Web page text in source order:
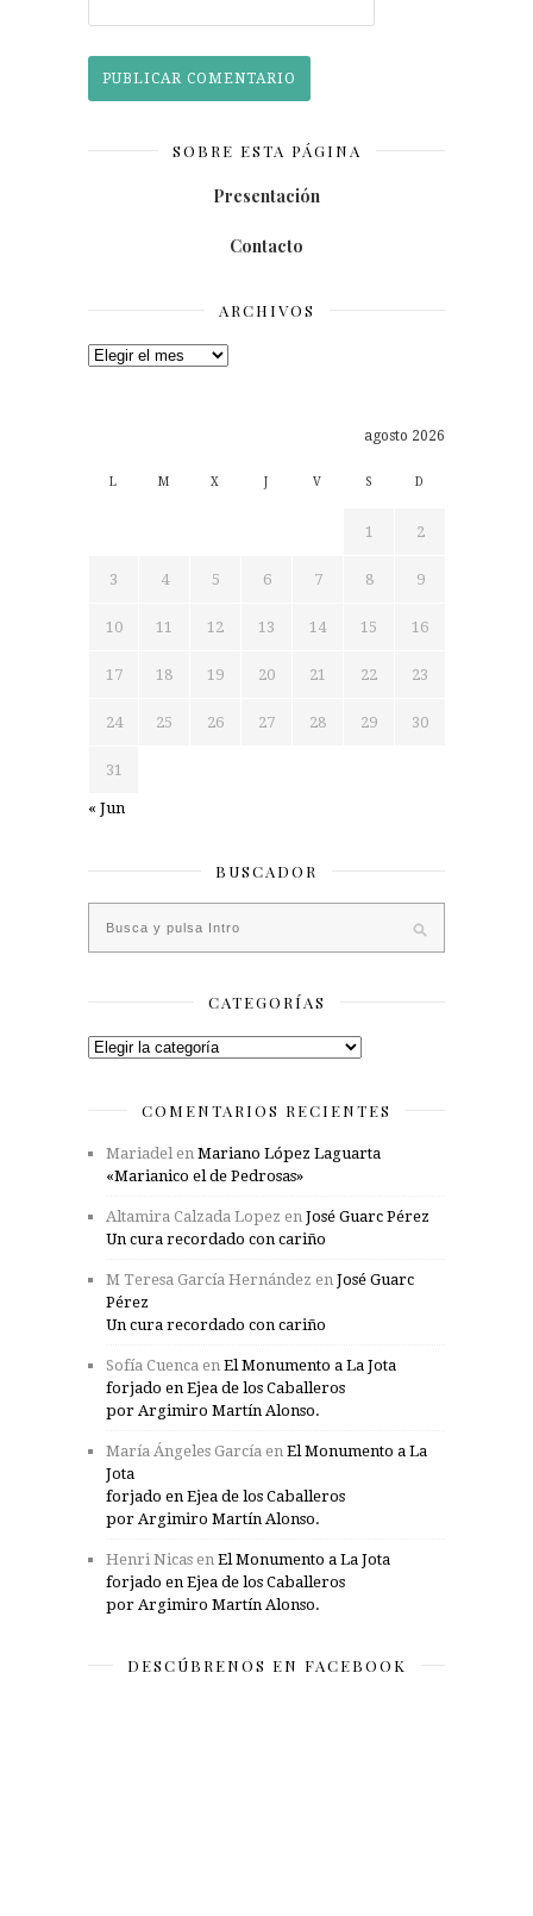
SOBRE ESTA PÁGINA
Presentación
Contacto
ARCHIVOS
Archivos
agosto 2026
L M X J V S D
1 2
3 4 5 6 7 8 9
10 11 12 13 14 15 16
17 18 19 20 21 22 23
24 25 26 27 28 29 30
31
« Jun
BUSCADOR
CATEGORÍAS
Categorías
COMENTARIOS RECIENTES
Mariadel en Mariano López Laguarta
«Marianico el de Pedrosas»
Altamira Calzada Lopez en José Guarc Pérez
Un cura recordado con cariño
M Teresa García Hernández en José Guarc
Pérez
Un cura recordado con cariño
Sofía Cuenca en El Monumento a La Jota
forjado en Ejea de los Caballeros
por Argimiro Martín Alonso.
María Ángeles García en El Monumento a La
Jota
forjado en Ejea de los Caballeros
por Argimiro Martín Alonso.
Henri Nicas en El Monumento a La Jota
forjado en Ejea de los Caballeros
por Argimiro Martín Alonso.
DESCÚBRENOS EN FACEBOOK